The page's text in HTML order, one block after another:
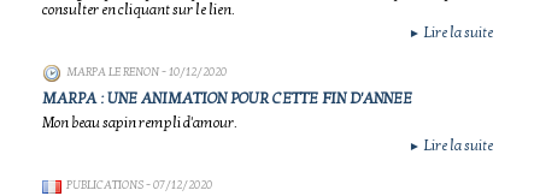
consulter en cliquant sur le lien.
► Lire la suite
MARPA LE RENON- 10/12/2020
MARPA : UNE ANIMATION POUR CETTE FIN D'ANNEE
Mon beau sapin rempli d'amour.
► Lire la suite
PUBLICATIONS- 07/12/2020